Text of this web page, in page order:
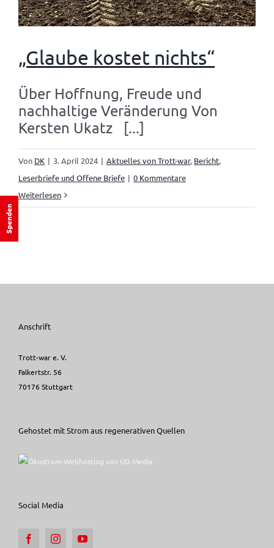
„Glaube kostet nichts“
Über Hoffnung, Freude und
nachhaltige Veränderung Von
Kersten Ukatz [...]
Von DK | 3. April 2024 | Aktuelles von Trott-war, Bericht,
Leserbriefe und Offene Briefe | 0 Kommentare
Weiterlesen
Anschrift
Trott-war e. V.
Falkertstr. 56
70176 Stuttgart
Spenden
Gehostet mit Strom aus regenerativen Quellen
Social Media